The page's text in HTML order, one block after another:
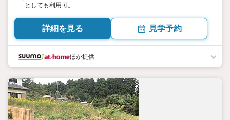
としても利用可。
詳細を見る 見学予約
ほか提供